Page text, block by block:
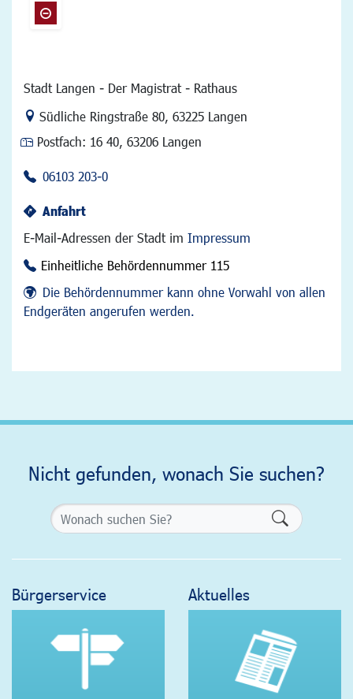
Stadt Langen - Der Magistrat - Rathaus
Link zur Google-Maps Navigation
Südliche Ringstraße 80, 63225 Langen
Postfach: 16 40, 63206 Langen
06103 203-0
Anfahrt
E-Mail-Adressen der Stadt im Impressum
Einheitliche Behördennummer 115
Die Behördennummer kann ohne Vorwahl von allen
Endgeräten angerufen werden.
Nicht gefunden, wonach Sie suchen?
Bürgerservice Aktuelles